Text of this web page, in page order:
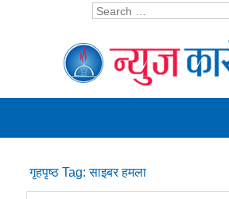
गृहपृष्ठ Tag:साइबर हमला